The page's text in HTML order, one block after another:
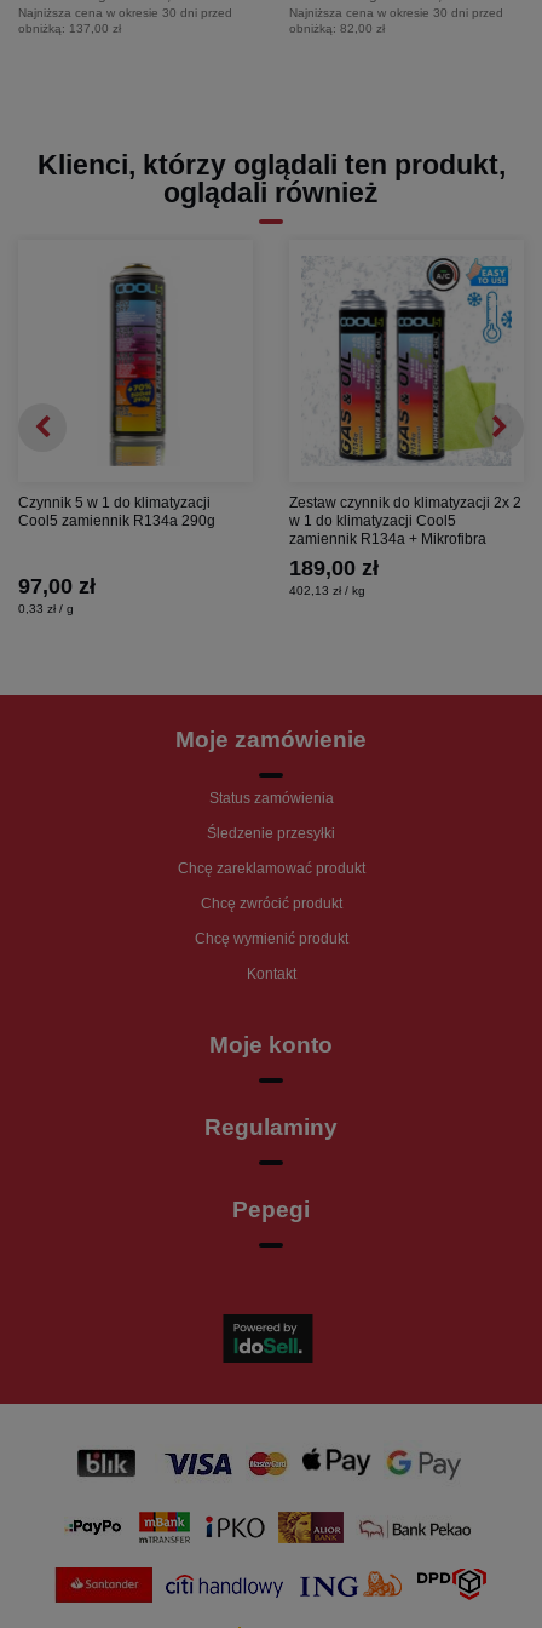
Najniższa cena w okresie 30 dni przed
obniżką: 137,00 zł
Najniższa cena w okresie 30 dni przed
obniżką: 82,00 zł
Klienci, którzy oglądali ten produkt,
oglądali również
Czynnik 5 w 1 do klimatyzacji
Cool5 zamiennik R134a 290g
97,00 zł
0,33 zł / g
Zestaw czynnik do klimatyzacji 2x 2
w 1 do klimatyzacji Cool5
zamiennik R134a + Mikrofibra
189,00 zł
402,13 zł / kg
Moje zamówienie
Status zamówienia
Śledzenie przesyłki
Chcę zareklamować produkt
Chcę zwrócić produkt
Chcę wymienić produkt
Kontakt
Moje konto
Regulaminy
Pepegi